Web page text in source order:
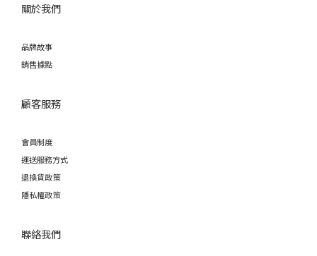
關於我們
品牌故事
銷售據點
顧客服務
會員制度
運送服務方式
退換貨政策
隱私權政策
聯絡我們